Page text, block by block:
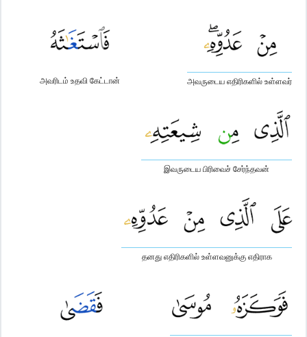
அவருடைய எதிரிகளில் உள்ளவர்
அவரிடம் உதவி கேட்டான்
இவருடைய பிரிவைச் சேர்ந்தவன்
தனது எதிரிகளில் உள்ளவனுக்கு எதிராக